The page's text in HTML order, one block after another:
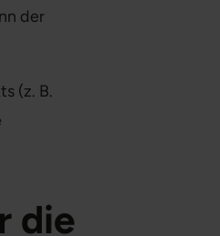
der
(z. B.
die